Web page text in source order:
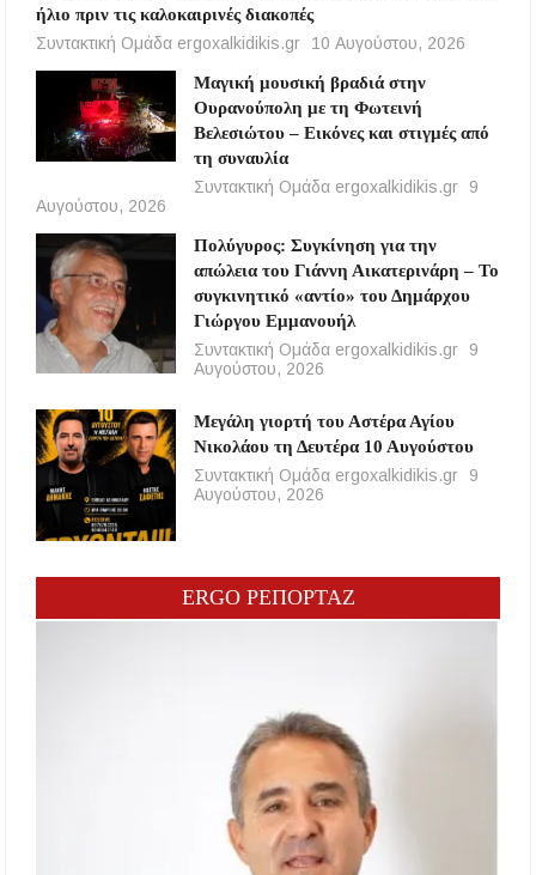
ήλιο πριν τις καλοκαιρινές διακοπές
Συντακτική Ομάδα ergoxalkidikis.gr
10 Αυγούστου, 2026
Μαγική μουσική βραδιά στην
Ουρανούπολη με τη Φωτεινή
Βελεσιώτου – Εικόνες και στιγμές από
τη συναυλία
Συντακτική Ομάδα ergoxalkidikis.gr
9
Αυγούστου, 2026
Πολύγυρος: Συγκίνηση για την
απώλεια του Γιάννη Αικατερινάρη – Το
συγκινητικό «αντίο» του Δημάρχου
Γιώργου Εμμανουήλ
Συντακτική Ομάδα ergoxalkidikis.gr
9
Αυγούστου, 2026
Μεγάλη γιορτή του Αστέρα Αγίου
Νικολάου τη Δευτέρα 10 Αυγούστου
Συντακτική Ομάδα ergoxalkidikis.gr
9
Αυγούστου, 2026
ERGO ΡΕΠΟΡΤΑΖ